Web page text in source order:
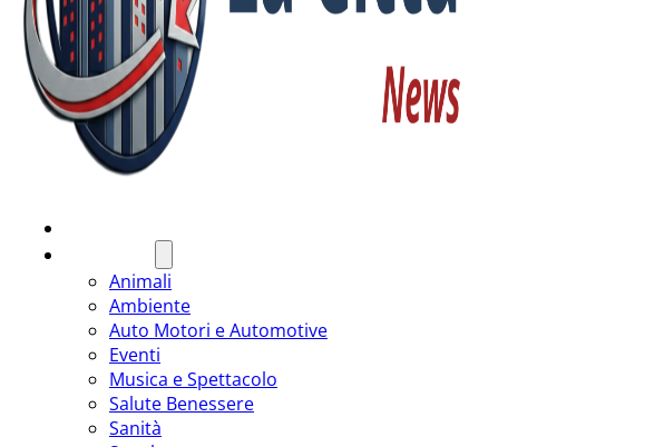
Animali
Ambiente
Auto Motori e Automotive
Eventi
Musica e Spettacolo
Salute Benessere
Sanità